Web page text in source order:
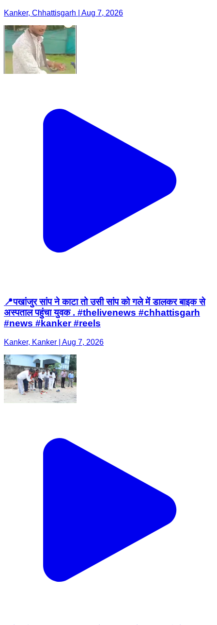
Kanker, Chhattisgarh | Aug 7, 2026
📍पखांजुर सांप ने काटा तो उसी सांप को गले में डालकर बाइक से
अस्पताल पहुंचा युवक . #thelivenews #chhattisgarh
#news #kanker #reels
Kanker, Kanker | Aug 7, 2026